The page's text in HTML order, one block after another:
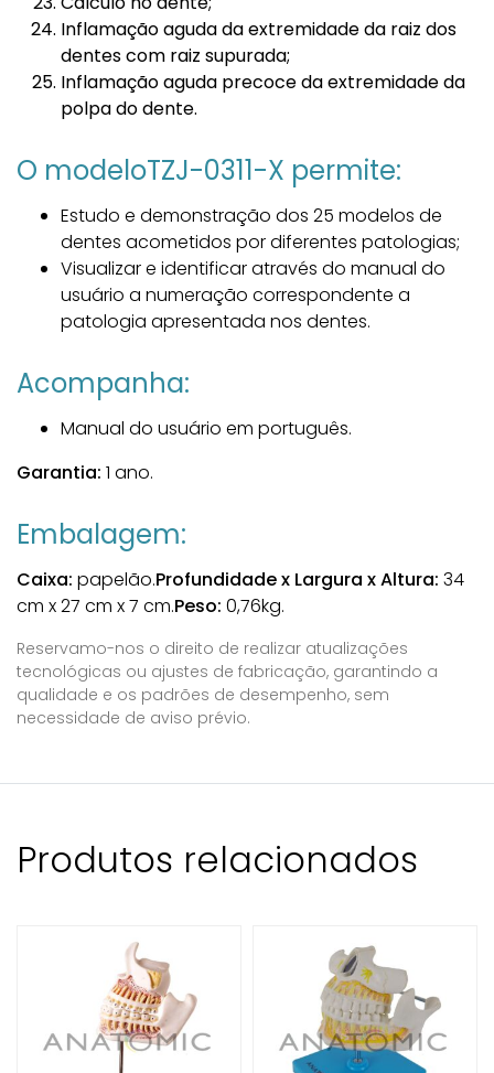
Inflamação aguda da extremidade da raiz dos
dentes com raiz supurada;
Inflamação aguda precoce da extremidade da
polpa do dente.
O modeloTZJ-0311-X permite:
Estudo e demonstração dos 25 modelos de
dentes acometidos por diferentes patologias;
Visualizar e identificar através do manual do
usuário a numeração correspondente a
patologia apresentada nos dentes.
Acompanha:
Manual do usuário em português.
Garantia: 1 ano.
Embalagem:
Caixa: papelão.Profundidade x Largura x Altura: 34
cm x 27 cm x 7 cm.Peso: 0,76kg.
Reservamo-nos o direito de realizar atualizações
tecnológicas ou ajustes de fabricação, garantindo a
qualidade e os padrões de desempenho, sem
necessidade de aviso prévio.
Produtos relacionados